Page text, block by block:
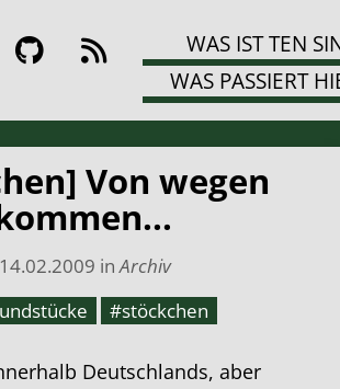
WAS IST TEN
WAS PASSIERT
Von wegen
14.02.2009 inArchiv
#stöckchen
Deutschlands, aber